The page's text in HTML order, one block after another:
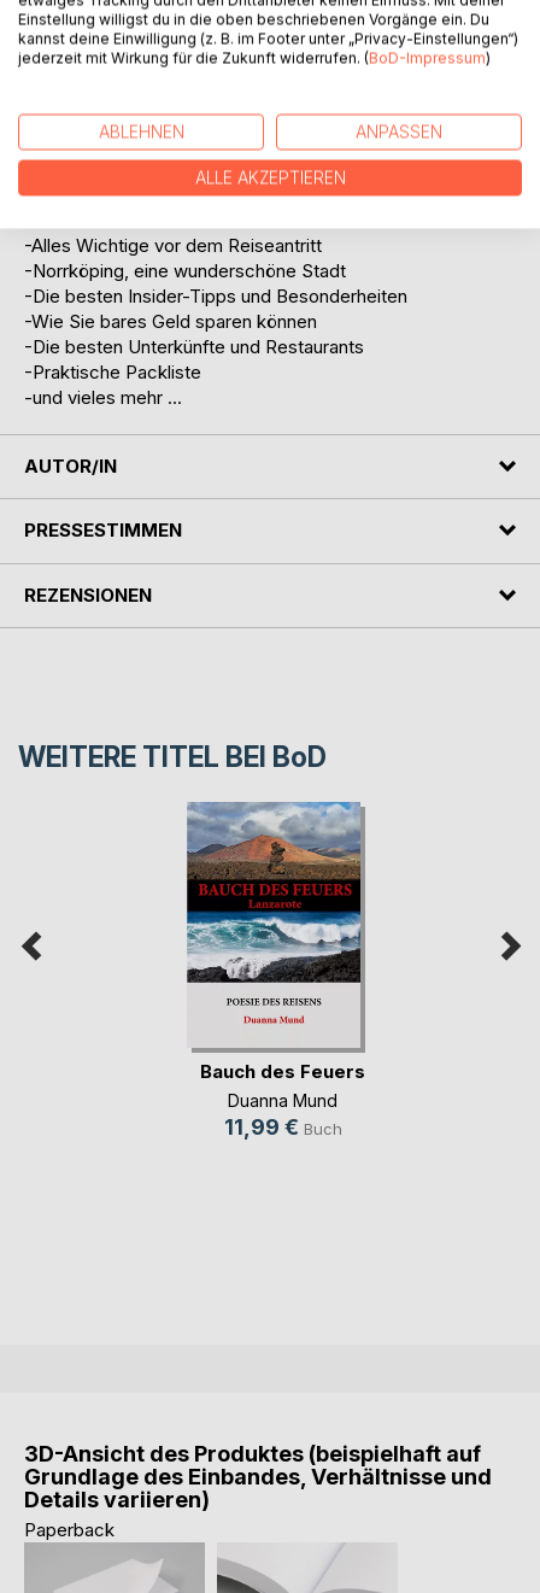
Verschaffen Sie sich mit Hilfe dieses Reiseführers ein
Gesamtbild über alle wichtigen Orte in Norrköping und
erfahren Sie mehr über die Geschichte der Stadt. Doch
beliebteren Urlaubsorten wie etwa Oslo oder Stockholm
aus? Und wieso sollte man diese Stadt auf keinen Fall
-Alles Wichtige vor dem Reiseantritt
-Norrköping, eine wunderschöne Stadt
-Die besten Insider-Tipps und Besonderheiten
-Wie Sie bares Geld sparen können
-Die besten Unterkünfte und Restaurants
-Praktische Packliste
-und vieles mehr ...
AUTOR/IN
PRESSESTIMMEN
REZENSIONEN
WEITERE TITEL BEI BoD
Bauch des Feuers
Duanna Mund
11,99 € Buch
3D-Ansicht des Produktes (beispielhaft auf
Grundlage des Einbandes, Verhältnisse und
Details variieren)
Paperback
Einstellung willigst du in die oben beschriebenen Vorgänge ein. Du
kannst deine Einwilligung (z. B. im Footer unter „Privacy-Einstellungen“)
jederzeit mit Wirkung für die Zukunft widerrufen. (BoD-Impressum)
ABLEHNEN ANPASSEN
ALLE AKZEPTIEREN